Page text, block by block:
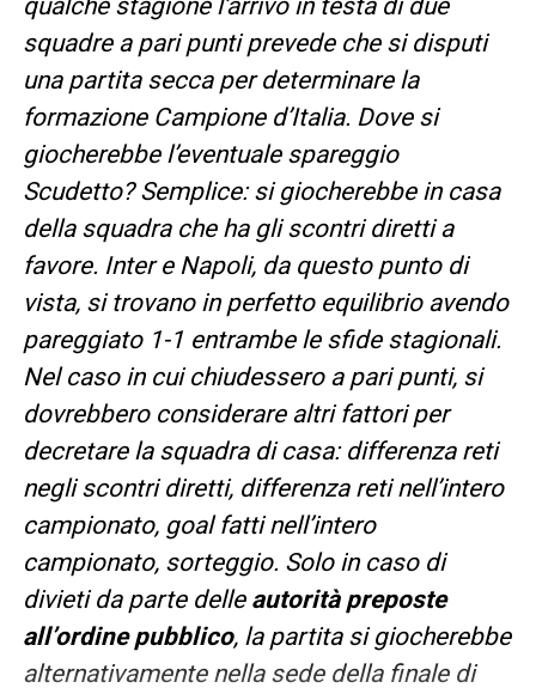
squadre a pari punti prevede che si disputi
una partita secca per determinare la
formazione Campione d’Italia. Dove si
giocherebbe l’eventuale spareggio
Scudetto? Semplice: si giocherebbe in casa
della squadra che ha gli scontri diretti a
favore. Inter e Napoli, da questo punto di
vista, si trovano in perfetto equilibrio avendo
pareggiato 1-1 entrambe le sfide stagionali.
Nel caso in cui chiudessero a pari punti, si
dovrebbero considerare altri fattori per
decretare la squadra di casa: differenza reti
negli scontri diretti, differenza reti nell’intero
campionato, goal fatti nell’intero
campionato, sorteggio. Solo in caso di
divieti da parte delleautorità preposte
all’ordine pubblico, la partita si giocherebbe
alternativamente nella sede della finale di